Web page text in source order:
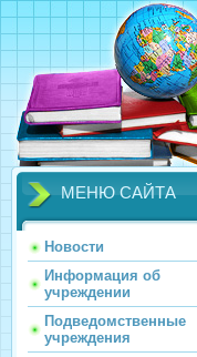
МЕНЮ САЙТА
Новости
Информация об
учреждении
Подведомственные
учреждения